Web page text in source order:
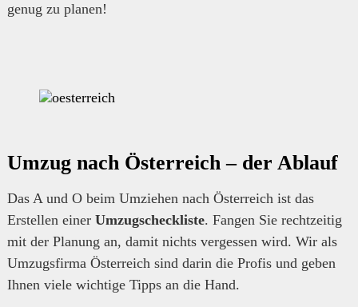
genug zu planen!
Umzug nach Österreich – der Ablauf
Das A und O beim Umziehen nach Österreich ist das
Erstellen einer Umzugscheckliste. Fangen Sie rechtzeitig
mit der Planung an, damit nichts vergessen wird. Wir als
Umzugsfirma Österreich sind darin die Profis und geben
Ihnen viele wichtige Tipps an die Hand.